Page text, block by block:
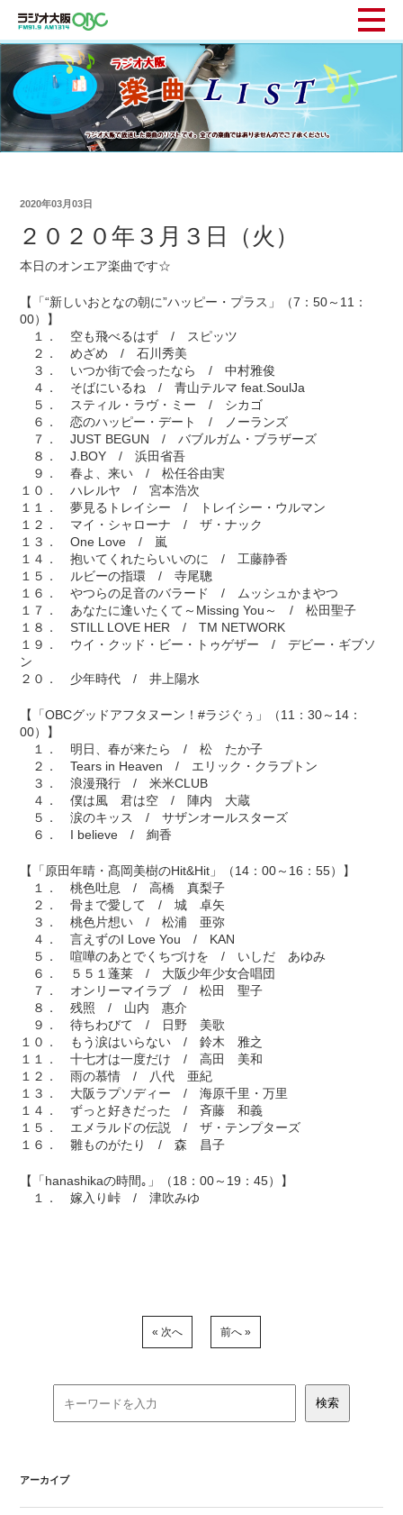
2020年03月03日
２０２０年３月３日（火）
本日のオンエア楽曲です☆
【「“新しいおとなの朝に”ハッピー・プラス」（7：50～11：
00）】
１． 空も飛べるはず / スピッツ
２． めざめ / 石川秀美
３． いつか街で会ったなら / 中村雅俊
４． そばにいるね / 青山テルマ feat.SoulJa
５． スティル・ラヴ・ミー / シカゴ
６． 恋のハッピー・デート / ノーランズ
７． JUST BEGUN / バブルガム・ブラザーズ
８． J.BOY / 浜田省吾
９． 春よ、来い / 松任谷由実
１０． ハレルヤ / 宮本浩次
１１． 夢見るトレイシー / トレイシー・ウルマン
１２． マイ・シャローナ / ザ・ナック
１３． One Love / 嵐
１４． 抱いてくれたらいいのに / 工藤静香
１５． ルビーの指環 / 寺尾聰
１６． やつらの足音のバラード / ムッシュかまやつ
１７． あなたに逢いたくて～Missing You～ / 松田聖子
１８． STILL LOVE HER / TM NETWORK
１９． ウイ・クッド・ビー・トゥゲザー / デビー・ギブソ
ン
２０． 少年時代 / 井上陽水
【「OBCグッドアフタヌーン！#ラジぐぅ」（11：30～14：
00）】
１． 明日、春が来たら / 松 たか子
２． Tears in Heaven / エリック・クラプトン
３． 浪漫飛行 / 米米CLUB
４． 僕は風 君は空 / 陣内 大蔵
５． 涙のキッス / サザンオールスターズ
６． I believe / 絢香
【「原田年晴・髙岡美樹のHit&Hit」（14：00～16：55）】
１． 桃色吐息 / 高橋 真梨子
２． 骨まで愛して / 城 卓矢
３． 桃色片想い / 松浦 亜弥
４． 言えずのI Love You / KAN
５． 喧嘩のあとでくちづけを / いしだ あゆみ
６． ５５１蓬莱 / 大阪少年少女合唱団
７． オンリーマイラブ / 松田 聖子
８． 残照 / 山内 惠介
９． 待ちわびて / 日野 美歌
１０． もう涙はいらない / 鈴木 雅之
１１． 十七才は一度だけ / 高田 美和
１２． 雨の慕情 / 八代 亜紀
１３． 大阪ラプソディー / 海原千里・万里
１４． ずっと好きだった / 斉藤 和義
１５． エメラルドの伝説 / ザ・テンプターズ
１６． 雛ものがたり / 森 昌子
【「hanashikaの時間｡」（18：00～19：45）】
１． 嫁入り峠 / 津吹みゆ
« 次へ 前へ »
アーカイブ